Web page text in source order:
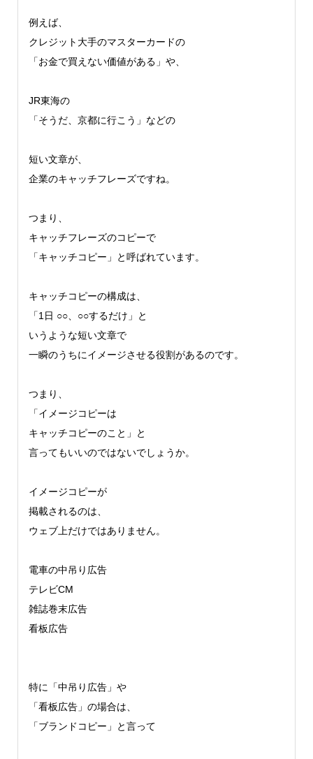
例えば、
クレジット大手のマスターカードの
「お金で買えない価値がある」や、
JR東海の
「そうだ、京都に行こう」などの
短い文章が、
企業のキャッチフレーズですね。
つまり、
キャッチフレーズのコピーで
「キャッチコピー」と呼ばれています。
キャッチコピーの構成は、
「1日 ○○、○○するだけ」と
いうような短い文章で
一瞬のうちにイメージさせる役割があるのです。
つまり、
「イメージコピーは
キャッチコピーのこと」と
言ってもいいのではないでしょうか。
イメージコピーが
掲載されるのは、
ウェブ上だけではありません。
電車の中吊り広告
テレビCM
雑誌巻末広告
看板広告
特に「中吊り広告」や
「看板広告」の場合は、
「ブランドコピー」と言って